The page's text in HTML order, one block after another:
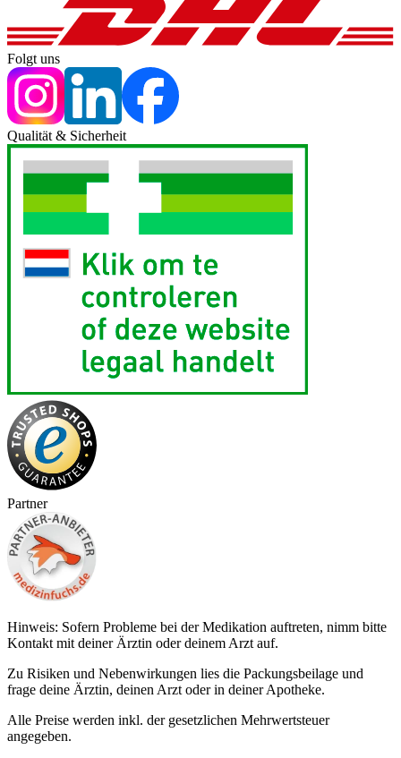
Folgt uns
Qualität & Sicherheit
Partner
Hinweis: Sofern Probleme bei der Medikation auftreten, nimm bitte
Kontakt mit deiner Ärztin oder deinem Arzt auf.
Zu Risiken und Nebenwirkungen lies die Packungsbeilage und
frage deine Ärztin, deinen Arzt oder in deiner Apotheke.
Alle Preise werden inkl. der gesetzlichen Mehrwertsteuer
angegeben.